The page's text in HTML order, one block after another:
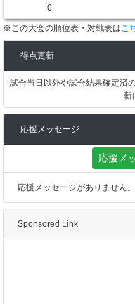
0
※この大会の順位表・対戦表はこ
得点更新
試合当日以外や試合結果確定済
新
応援メッセージ
応援メ
応援メッセージがありません。
Sponsored Link